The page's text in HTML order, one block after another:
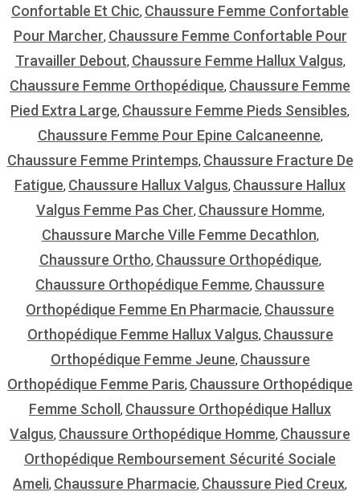
Confortable Et Chic, Chaussure Femme Confortable
Pour Marcher, Chaussure Femme Confortable Pour
Travailler Debout, Chaussure Femme Hallux Valgus,
Chaussure Femme Orthopédique, Chaussure Femme
Pied Extra Large, Chaussure Femme Pieds Sensibles,
Chaussure Femme Pour Epine Calcaneenne,
Chaussure Femme Printemps, Chaussure Fracture De
Fatigue, Chaussure Hallux Valgus, Chaussure Hallux
Valgus Femme Pas Cher, Chaussure Homme,
Chaussure Marche Ville Femme Decathlon,
Chaussure Ortho, Chaussure Orthopédique,
Chaussure Orthopédique Femme, Chaussure
Orthopédique Femme En Pharmacie, Chaussure
Orthopédique Femme Hallux Valgus, Chaussure
Orthopédique Femme Jeune, Chaussure
Orthopédique Femme Paris, Chaussure Orthopédique
Femme Scholl, Chaussure Orthopédique Hallux
Valgus, Chaussure Orthopédique Homme, Chaussure
Orthopédique Remboursement Sécurité Sociale
Ameli, Chaussure Pharmacie, Chaussure Pied Creux,